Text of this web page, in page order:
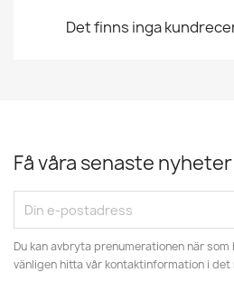
Det finns inga
Få våra senaste
Du kan avbryta prenumerationen när
vänligen hitta vår kontaktinformation i